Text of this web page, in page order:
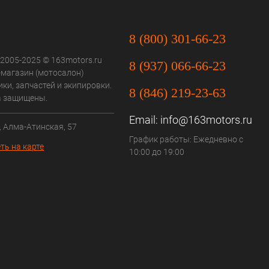
2025 © 163motors.ru
(мотосалон)
запчастей и экипировки.
защищены.
Алма-Атинская, 57
на карте
8 (800) 301-66-23
8 (937) 066-66-23
8 (846) 219-23-63
Email: info@163motors.ru
График работы: Ежедневно с
10:00 до 19:00